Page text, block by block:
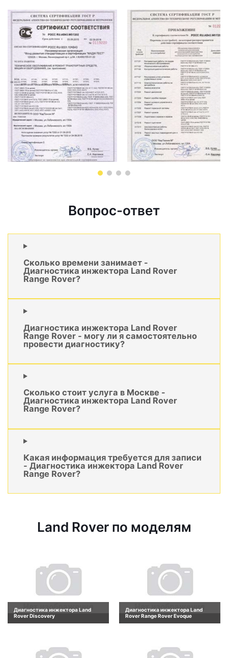
Вопрос-ответ
Сколько времени занимает -
Диагностика инжектора Land Rover
Range Rover?
Диагностика инжектора Land Rover
Range Rover - могу ли я самостоятельно
провести диагностику?
Сколько стоит услуга в Москве -
Диагностика инжектора Land Rover
Range Rover?
Какая информация требуется для записи
- Диагностика инжектора Land Rover
Range Rover?
Land Rover по моделям
Диагностика инжектора Land
Rover Discovery
Диагностика инжектора Land
Rover Range Rover Evoque